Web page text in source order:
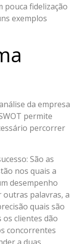
pouca fidelização
exemplos
da empresa
permite
percorrer
São as
nos quais a
desempenho
outras palavras, a
quais são
os clientes dão
concorrentes